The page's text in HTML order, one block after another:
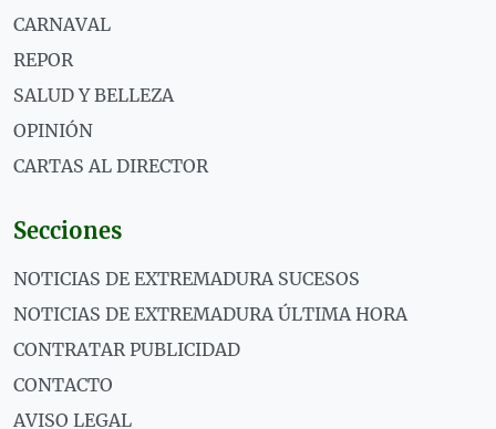
CARNAVAL
REPOR
SALUD Y BELLEZA
OPINIÓN
CARTAS AL DIRECTOR
Secciones
NOTICIAS DE EXTREMADURA SUCESOS
NOTICIAS DE EXTREMADURA ÚLTIMA HORA
CONTRATAR PUBLICIDAD
CONTACTO
AVISO LEGAL